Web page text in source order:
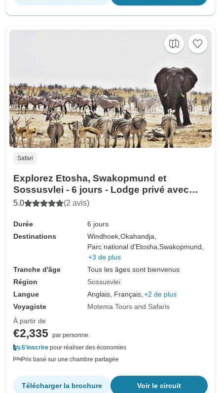
Safari
Explorez Etosha, Swakopmund et
Sossusvlei - 6 jours - Lodge privé avec
guide
5.0 (2 avis)
Durée
6 jours
Destinations
Windhoek,Okahandja,
Parc national d'Etosha,Swakopmund,
+3 de plus
Tranche d'âge
Tous les âges sont bienvenus
Région
Sossusvlei
Langue
Anglais, Français, +2 de plus
Voyagiste
Motema Tours and Safaris
À partir de
€2,335 par personne
S'inscrire pour réaliser des économies
Prix basé sur une chambre partagée
Voir le circuit
Télécharger la brochure